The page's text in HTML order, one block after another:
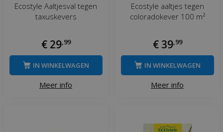
Ecostyle Aaltjesval tegen
taxuskevers
€ 29, 99
Meer info
IN WINKELWAGEN
Ecostyle aaltjes tegen
coloradokever 100 m²
€ 39, 99
Meer info
IN WINKELWAGEN